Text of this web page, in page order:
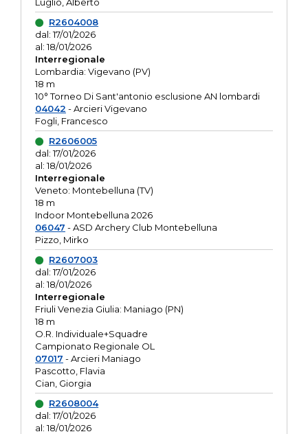
R2604008
dal: 17/01/2026
al: 18/01/2026
Interregionale
Lombardia: Vigevano (PV)
18 m
10° Torneo Di Sant'antonio esclusione AN lombardi
04042 - Arcieri Vigevano
Fogli, Francesco
R2606005
dal: 17/01/2026
al: 18/01/2026
Interregionale
Veneto: Montebelluna (TV)
18 m
Indoor Montebelluna 2026
06047 - ASD Archery Club Montebelluna
Pizzo, Mirko
R2607003
dal: 17/01/2026
al: 18/01/2026
Interregionale
Friuli Venezia Giulia: Maniago (PN)
18 m
O.R. Individuale+Squadre
Campionato Regionale OL
07017 - Arcieri Maniago
Pascotto, Flavia
Cian, Giorgia
R2608004
dal: 17/01/2026
al: 18/01/2026